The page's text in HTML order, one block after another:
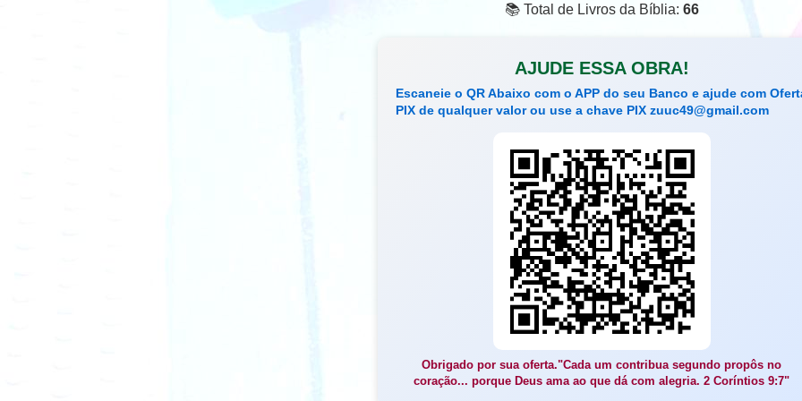
📚 Total de Livros da Bíblia: 66
AJUDE ESSA OBRA!
Escaneie o QR Abaixo com o APP do seu Banco e ajude com
PIX de qualquer valor ou use a chave PIX zuuc49@gmail.com
Obrigado por sua oferta."Cada um contribua segundo propôs no
coração... porque Deus ama ao que dá com alegria. 2 Coríntios 9:7"